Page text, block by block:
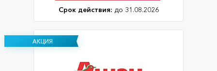
Срок действия: до 31.08.2026
АКЦИЯ